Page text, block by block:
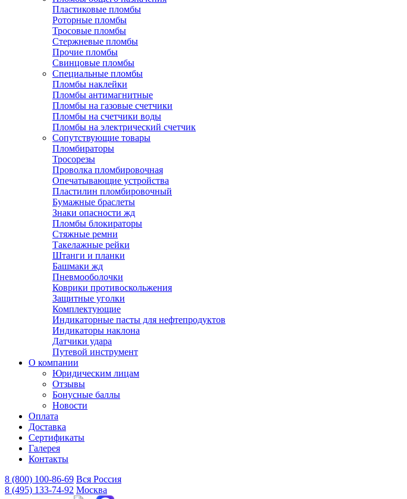
Пластиковые пломбы
Роторные пломбы
Тросовые пломбы
Стержневые пломбы
Прочие пломбы
Свинцовые пломбы
Специальные пломбы
Пломбы наклейки
Пломбы антимагнитные
Пломбы на газовые счетчики
Пломбы на счетчики воды
Пломбы на электрический счетчик
Сопутствующие товары
Пломбираторы
Тросорезы
Проволка пломбировочная
Опечатывающие устройства
Пластилин пломбировочный
Бумажные браслеты
Знаки опасности жд
Пломбы блокираторы
Стяжные ремни
Такелажные рейки
Штанги и планки
Башмаки жд
Пневмооболочки
Коврики противоскольжения
Защитные уголки
Комплектующие
Индикаторные пасты для нефтепродуктов
Индикаторы наклона
Датчики удара
Путевой инструмент
О компании
Юридическим лицам
Отзывы
Бонусные баллы
Новости
Оплата
Доставка
Сертификаты
Галерея
Контакты
8 (800) 100-86-69 Вся Россия
8 (495) 133-74-92 Москва